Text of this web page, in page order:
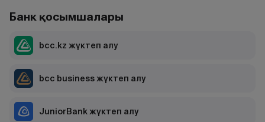
Банк қосымшалары
bcc.kz жүктеп алу
bcc business жүктеп алу
JuniorBank жүктеп алу